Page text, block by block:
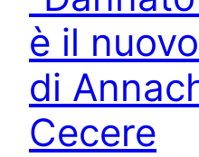
è il
di
Cecere